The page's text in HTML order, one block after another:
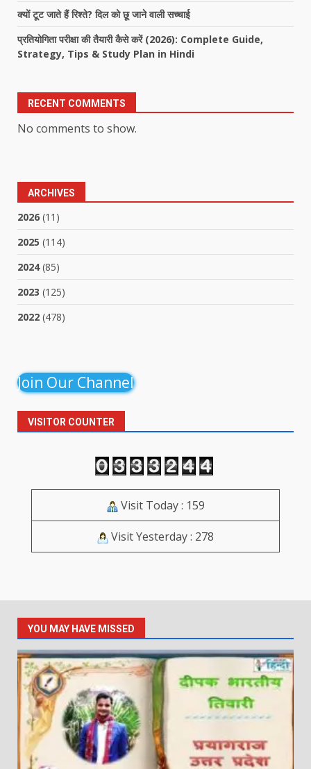
क्यों टूट जाते हैं रिश्ते? दिल को छू जाने वाली सच्चाई
प्रतियोगिता परीक्षा की तैयारी कैसे करें (2026): Complete Guide,
Strategy, Tips & Study Plan in Hindi
RECENT COMMENTS
No comments to show.
ARCHIVES
2026 (11)
2025 (114)
2024(85)
2023 (125)
2022 (478)
Join Our Channel
VISITOR COUNTER
Visit Today : 159
Visit Yesterday : 278
YOU MAY HAVE MISSED